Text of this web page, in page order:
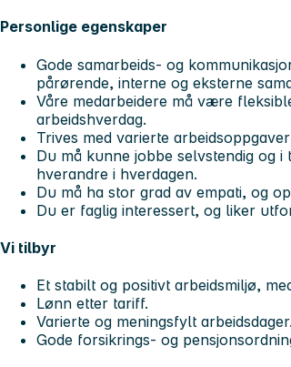
Personlige egenskaper
Gode samarbeids- og
pårørende, interne og eksterne
Våre medarbeidere må være
arbeidshverdag.
Trives med varierte
Du må kunne jobbe selvstendig og
hverandre i hverdagen.
Du må ha stor grad av empati, og
Du er faglig interessert, og liker
Vi tilbyr
Et stabilt og positivt arbeidsmiljø,
Lønn etter tariff.
Varierte og meningsfylt arbeidsdager.
Gode forsikrings- og